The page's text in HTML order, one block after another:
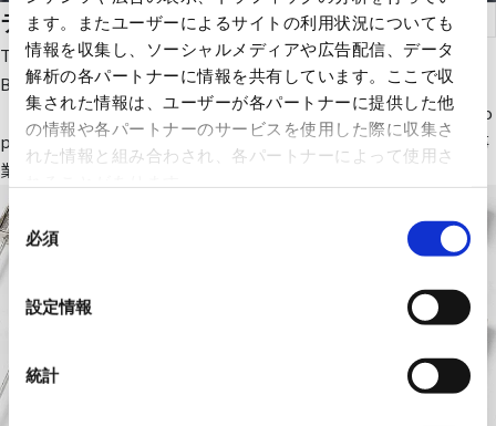
ます。またユーザーによるサイトの利用状況についても
情報を収集し、ソーシャルメディアや広告配信、データ
解析の各パートナーに情報を共有しています。ここで収
集された情報は、ユーザーが各パートナーに提供した他
の情報や各パートナーのサービスを使用した際に収集さ
れた情報と組み合わされ、各パートナーによって使用さ
同
意
の
必須
設定情報
統計
ディスプレイデバイス・モジュール
Trulyは、LCD(TN, STN, TFT他)、タッチパネル、CCM、Optical
Bonding、FPI、Cover Lens など 各種製品を製造しております。
ボンディング、貼付け作業を自社で対応する事ができ、One-sto
pで安定供給可能です。 民生・産業用途に加えて、車載向けの事
業を強化し、世界中の多くの車載製品に採用されております。